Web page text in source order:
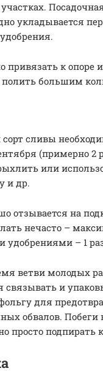
укладывается
привязать к опоре
полить большим
сливы
(примерно 2
или
и др.
отзывается на
нечасто –
удобрениями – 1
ветви молодых
связывать и
для
обвалов. Побеги
просто